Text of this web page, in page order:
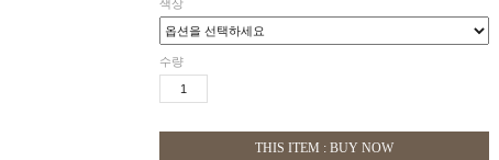
색상
수량
THIS ITEM : BUY NOW